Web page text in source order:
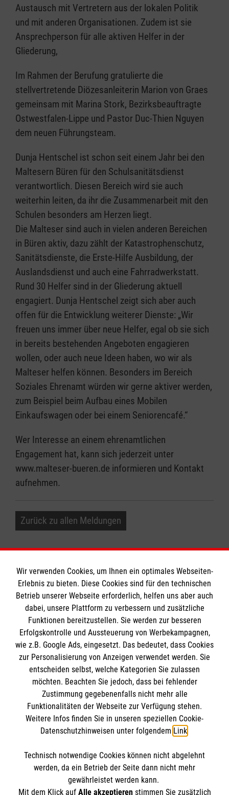
Austausch mit Vertretern aus der lokalen Politik
und mit anderen Organisationen. Zudem ist sie
Ansprechperson für alle aktiven Helfer in der
Gliederung,
Im Rahmen der Berufung gratulierte die
stellvertretende Diözesanleiterin Marion von Graes
gemeinsam mit Marina Stork, Bezirksbeauftragte
Ostwestfalen-Lippe und Pastor Duc-Thien Nguyen
dem neuen Führungsteam.
Dunja Hentschel ist schon seit einem Jahr bei den
Maltesern Büren für den Schulsanitätsdienst
verantwortlich. Diesen Bereich wird sie auch
weiterhin leiten, da ihr die Zusammenarbeit mit den
Schulen besonders am Herzen liegt.
Die Malteser sind auch in vielen anderen Bereichen
in Büren aktiv, dazu zählt der Katastrophenschutz,
Sanitätsdienste, die Erste-Hilfe Ausbildung, der
Auslandsdienst und auch eine Fahrradwerkstatt.
Rund 30 Helfer sind in der Gliederung aktuell
engagiert. Dunja Hentschel zeigt sich aber auch
offen für die Entwicklung weiterer Dienste: „Wir
freuen uns immer über neue Helfer, egal ob sie sich
in bereits bestehenden Angeboten engagieren
wollen, oder auch neue Ideen haben, wo wir als
Malteser helfen können. Besonders im Bereich
Soziales Ehrenamt würden wir gerne aktiver werden,
zum Beispiel beim Aufbau eines Mobilen
Einkaufswagen oder bei einem Seniorencafé.“
Wer Interesse an einem ehrenamtlichen
Engagement hat, kann sich jederzeit unter
www.malteser-bueren.de informieren und Kontakt
aufnehmen.
Zurück zu allen Meldungen
Informationen
Impressum
Datenschutz
Kontakt
Barrierefreiheit
Die Malteser
Malteser in Deutschland
Malteserorden
Sharepoint
Spendenkonto
IBAN: DE37 3706 0120 1201 2161 13
BIC: GENODED1PA7
So finden Sie uns
Wir verwenden Cookies, um Ihnen ein optimales Webseiten-
Erlebnis zu bieten. Diese Cookies sind für den technischen
Betrieb unserer Webseite erforderlich, helfen uns aber auch
dabei, unsere Plattform zu verbessern und zusätzliche
Funktionen bereitzustellen. Sie werden zur besseren
Erfolgskontrolle und Aussteuerung von Werbekampagnen,
wie z.B. Google Ads, eingesetzt. Das bedeutet, dass Cookies
zur Personalisierung von Anzeigen verwendet werden. Sie
entscheiden selbst, welche Kategorien Sie zulassen
möchten. Beachten Sie jedoch, dass bei fehlender
Zustimmung gegebenenfalls nicht mehr alle
Funktionalitäten der Webseite zur Verfügung stehen.
Weitere Infos finden Sie in unseren speziellen Cookie-
Datenschutzhinweisen unter folgendem Link.
Technisch notwendige Cookies können nicht abgelehnt
werden, da ein Betrieb der Seite dann nicht mehr
gewährleistet werden kann.
Mit dem Klick auf Alle akzeptierenstimmen Sie zusätzlich